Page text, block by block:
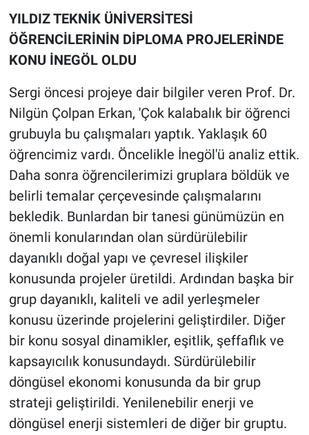
YILDIZ TEKNİK ÜNİVERSİTESİ
ÖĞRENCİLERİNİN DİPLOMA PROJELERİNDE
KONU İNEGÖL OLDU
Sergi öncesi projeye dair bilgiler veren Prof. Dr.
Nilgün Çolpan Erkan, 'Çok kalabalık bir öğrenci
grubuyla bu çalışmaları yaptık. Yaklaşık 60
öğrencimiz vardı. Öncelikle İnegöl'ü analiz ettik.
Daha sonra öğrencilerimizi gruplara böldük ve
belirli temalar çerçevesinde çalışmalarını
bekledik. Bunlardan bir tanesi günümüzün en
önemli konularından olan sürdürülebilir
dayanıklı doğal yapı ve çevresel ilişkiler
konusunda projeler üretildi. Ardından başka bir
grup dayanıklı, kaliteli ve adil yerleşmeler
konusu üzerinde projelerini geliştirdiler. Diğer
bir konu sosyal dinamikler, eşitlik, şeffaflık ve
kapsayıcılık konusundaydı. Sürdürülebilir
döngüsel ekonomi konusunda da bir grup
strateji geliştirildi. Yenilenebilir enerji ve
döngüsel enerji sistemleri de diğer bir gruptu.